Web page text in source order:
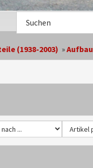
(1938-2003) »Aufbau